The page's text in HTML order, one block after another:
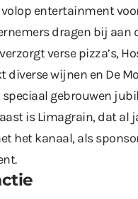
entertainment
dragen bij aan
verse pizza’s,
diverse wijnen en De
gebrouwen
is Limagrain, dat al
het kanaal, als